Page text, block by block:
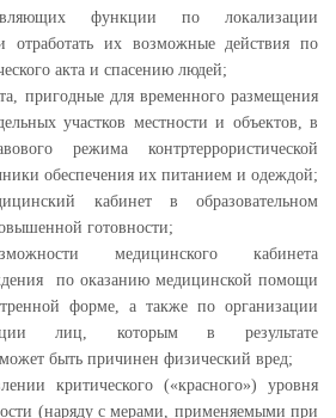
функции по локализации
отработать их возможные действия по
акта и спасению людей;
пригодные для временного размещения
участков местности и объектов, в
режима контртеррористической
обеспечения их питанием и одеждой;
кабинет в образовательном
готовности;
медицинского кабинета
по оказанию медицинской помощи
форме, а также по организации
лиц, которым в результате
может быть причинен физический вред;
критического («красного») уровня
(наряду с мерами, применяемыми при